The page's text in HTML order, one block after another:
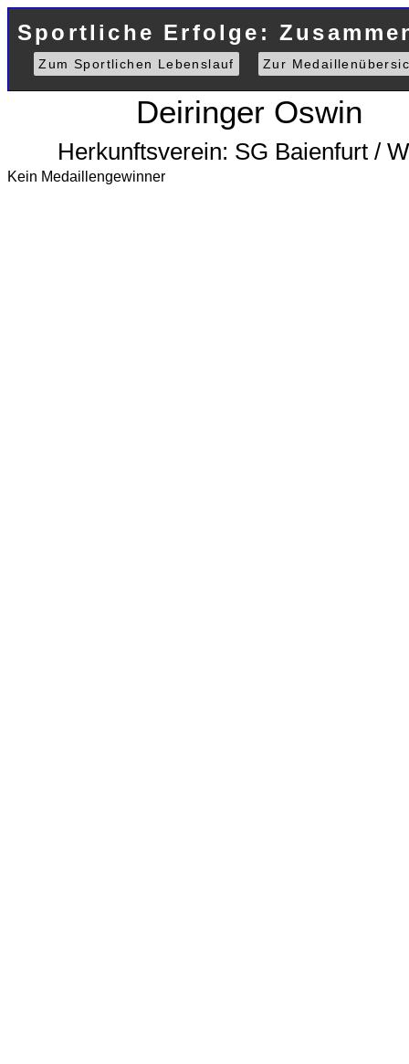
Sportliche Erfolge:
Zum Sportlichen Lebenslauf Zur
Deiringer Oswin
Herkunftsverein: SG Baienfurt /
Kein Medaillengewinner